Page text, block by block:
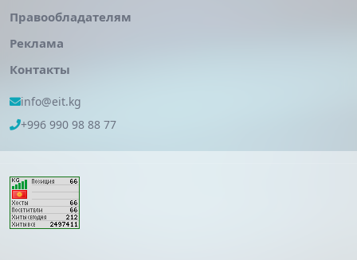
Правообладателям
Реклама
Контакты
info@eit.kg
+996 990 98 88 77